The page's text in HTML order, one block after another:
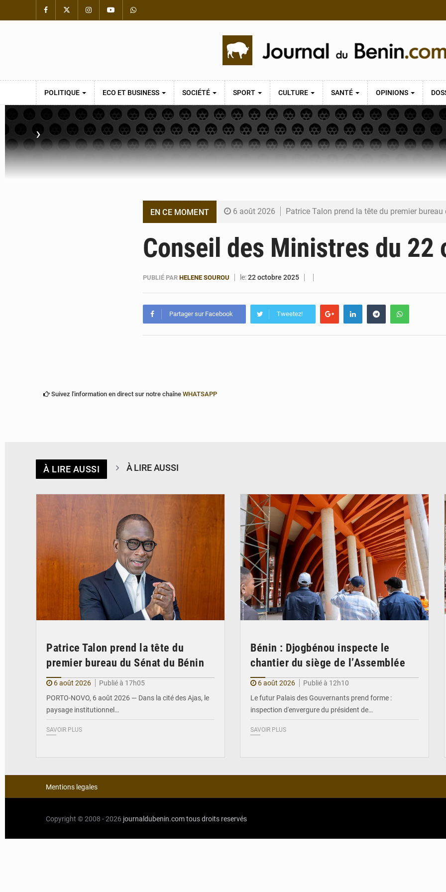
POLITIQUE ECO ET BUSINESS SOCIÉTÉ SPORT CULTURE SANTÉ OPINIONS
›
EN CE MOMENT 6 août 2026 Patrice Talon prend la tête du premier bureau
6 août 2026 Bénin et Canada scellent un partenariat
6 août 2026 Bénin : Le CEG La Verdure de Ouèdo fait sa
Conseil des Ministres du 22
PUBLIÉ PAR HELENE SOUROU le:22 octobre 2025
Partager sur Facebook Tweetez!
Suivez l'information en direct sur notre chaîne WHATSAPP
À LIRE AUSSI À LIRE AUSSI
Patrice Talon prend la tête du
premier bureau du Sénat du Bénin
6 août 2026
Publié à 17h05
PORTO-NOVO, 6 août 2026 — Dans la cité des Ajas, le
paysage institutionnel…
SAVOIR PLUS
Bénin : Djogbénou inspecte le
chantier du siège de l’Assemblée
6 août 2026
Publié à 12h10
Le futur Palais des Gouvernants prend forme :
inspection d'envergure du président de…
SAVOIR PLUS
Mentions legales
Copyright © 2008 - 2026 journaldubenin.comtous droits reservés